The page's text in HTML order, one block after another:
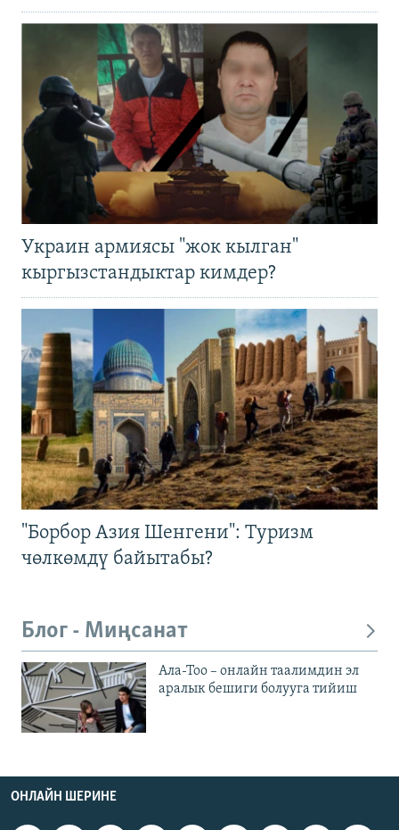
Украин армиясы "жок кылган"
кыргызстандыктар кимдер?
"Борбор Азия Шенгени": Туризм
чөлкөмдү байытабы?
Блог - Миңсанат
Ала-Тоо – онлайн таалимдин эл
аралык бешиги болууга тийиш
ОНЛАЙН ШЕРИНЕ